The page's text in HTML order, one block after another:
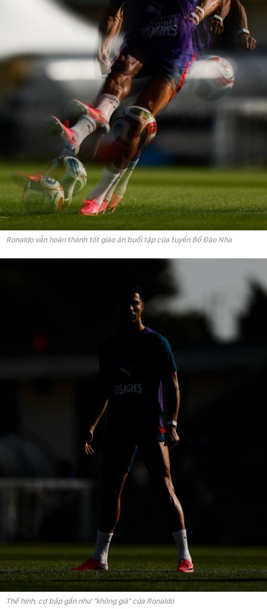
Ronaldo vẫn hoàn thành tốt giáo án buổi tập của tuyển Bồ Đào Nha
Thể hình, cơ bắp gần như "không già" của Ronaldo